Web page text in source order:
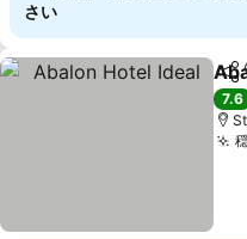
さい
シ
7.6